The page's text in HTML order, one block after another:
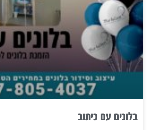
בלונים עם כיתוב